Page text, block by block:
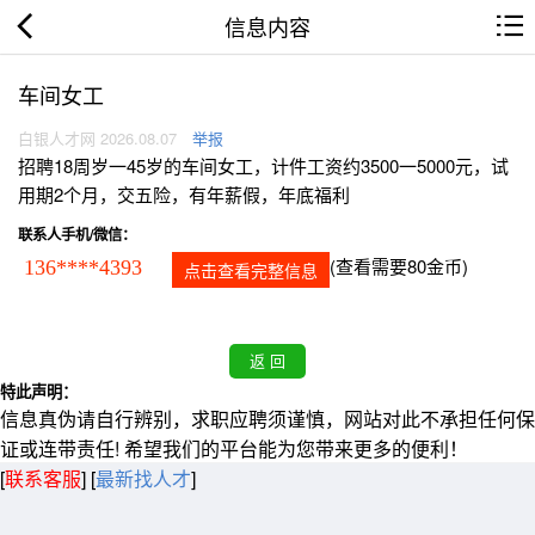
信息内容
车间女工
白银人才网 2026.08.07 举报
招聘18周岁一45岁的车间女工，计件工资约3500一5000元，试
用期2个月，交五险，有年薪假，年底福利
联系人手机/微信：
136****4393 点击查看完整信息 (查看需要80金币)
特此声明：
信息真伪请自行辨别，求职应聘须谨慎，网站对此不承担任何保
证或连带责任! 希望我们的平台能为您带来更多的便利！
[联系客服] [最新找人才]